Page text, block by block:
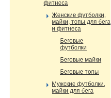
фитнеса
Женские футболки,
майки, топы для бега
и фитнеса
Беговые
футболки
Беговые майки
Беговые топы
Мужские футболки,
майки для бега